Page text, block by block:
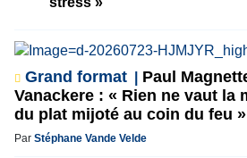
Grand format
Paul
Vanackere : « Rien ne vaut la
du plat mijoté au coin du feu »
Par Stéphane Vande Velde